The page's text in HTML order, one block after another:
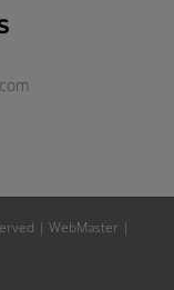
| WebMaster |